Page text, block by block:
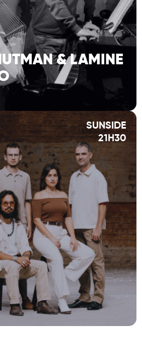
& LAMINE
SUNSIDE
21H30